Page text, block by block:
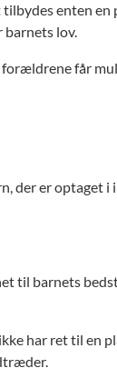
enten en
lov.
får
der er optaget
til barnets
har ret til en